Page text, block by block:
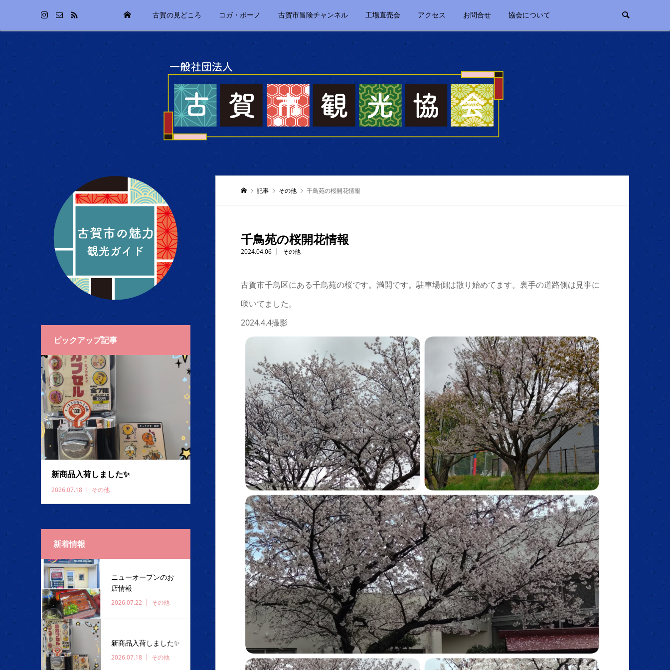
古賀の見どころ コガ・ボーノ 古賀市冒険チャンネル 工場直売会 アクセス お問合せ 協会について
記事 その他 千鳥苑の桜開花情報
千鳥苑の桜開花情報
2024.04.06 その他
古賀市千鳥区にある千鳥苑の桜です。満開です。駐車場側は散り始めてます。裏手の道路側は見事に
咲いてました。
2024.4.4撮影
ピックアップ記事
新商品入荷しました✨️
2026.07.18 その他
新着情報
ニューオープンのお
店情報
2026.07.22 その他
新商品入荷しました✨️
2026.07.18 その他